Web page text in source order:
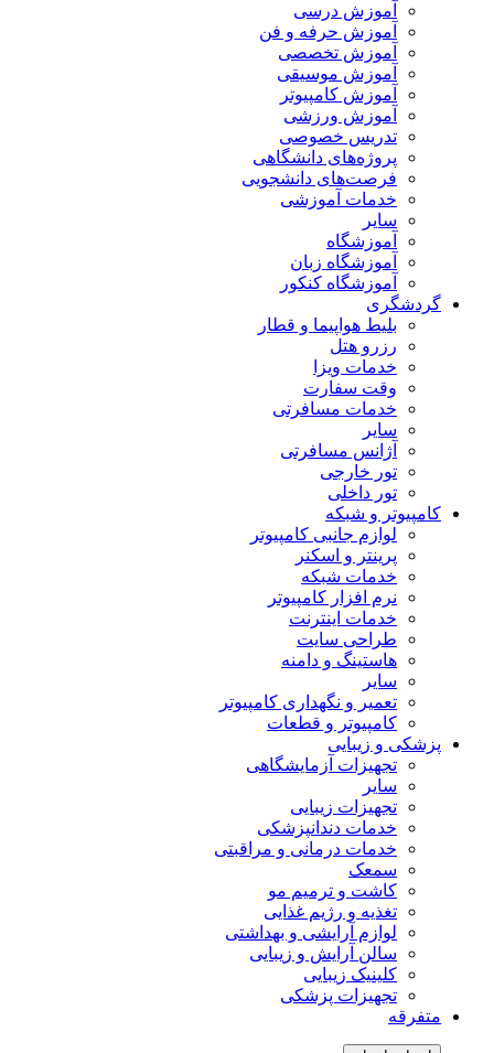
آموزش درسی
آموزش حرفه و فن
آموزش تخصصی
آموزش موسیقی
آموزش کامپیوتر
آموزش ورزشی
تدریس خصوصی
پروژه‌های دانشگاهی
فرصت‌های دانشجویی
خدمات آموزشی
سایر
آموزشگاه
آموزشگاه زبان
آموزشگاه کنکور
گردشگری
بلیط هواپیما و قطار
رزرو هتل
خدمات ویزا
وقت سفارت
خدمات مسافرتی
سایر
آژانس مسافرتی
تور خارجی
تور داخلی
کامپیوتر و شبکه
لوازم جانبی کامپیوتر
پرینتر و اسکنر
خدمات شبکه
نرم افزار کامپیوتر
خدمات اینترنت
طراحی سایت
هاستینگ و دامنه
سایر
تعمیر و نگهداری کامپیوتر
کامپیوتر و قطعات
پزشکی و زیبایی
تجهیزات آزمایشگاهی
سایر
تجهیزات زیبایی
خدمات دندانپزشکی
خدمات درمانی و مراقبتی
سمعک
کاشت و ترمیم مو
تغذیه و رژیم غذایی
لوازم آرایشی و بهداشتی
سالن آرایش و زیبایی
کلینیک زیبایی
تجهیزات پزشکی
متفرقه